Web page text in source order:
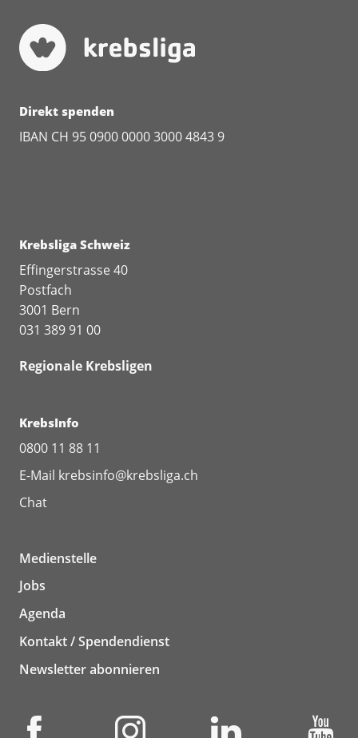
Direkt spenden
IBAN CH 95 0900 0000 3000 4843 9
Krebsliga Schweiz
Effingerstrasse 40
Postfach
3001 Bern
031 389 91 00
Regionale Krebsligen
KrebsInfo
0800 11 88 11
E-Mail krebsinfo@krebsliga.ch
Chat
Medienstelle
Jobs
Agenda
Kontakt / Spendendienst
Newsletter abonnieren